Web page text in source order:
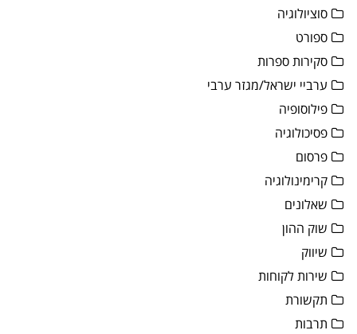
סוציולוגיה
ספורט
סקירות ספרות
ערביי ישראל/מגזר ערבי
פילוסופיה
פסיכולוגיה
פרסום
קרימינולוגיה
שאלונים
שוק ההון
שיווק
שירות לקוחות
תקשורת
תרבות